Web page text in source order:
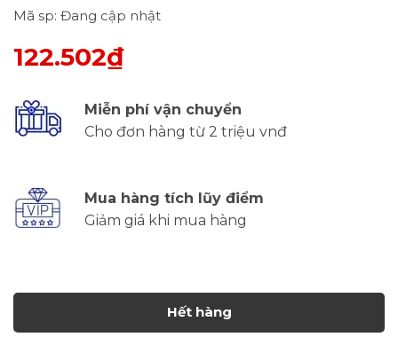
Mã sp: Đang cập nhật
122.502₫
Miễn phí vận chuyển
Cho đơn hàng từ 2 triệu vnđ
Mua hàng tích lũy điểm
Giảm giá khi mua hàng
Hết hàng